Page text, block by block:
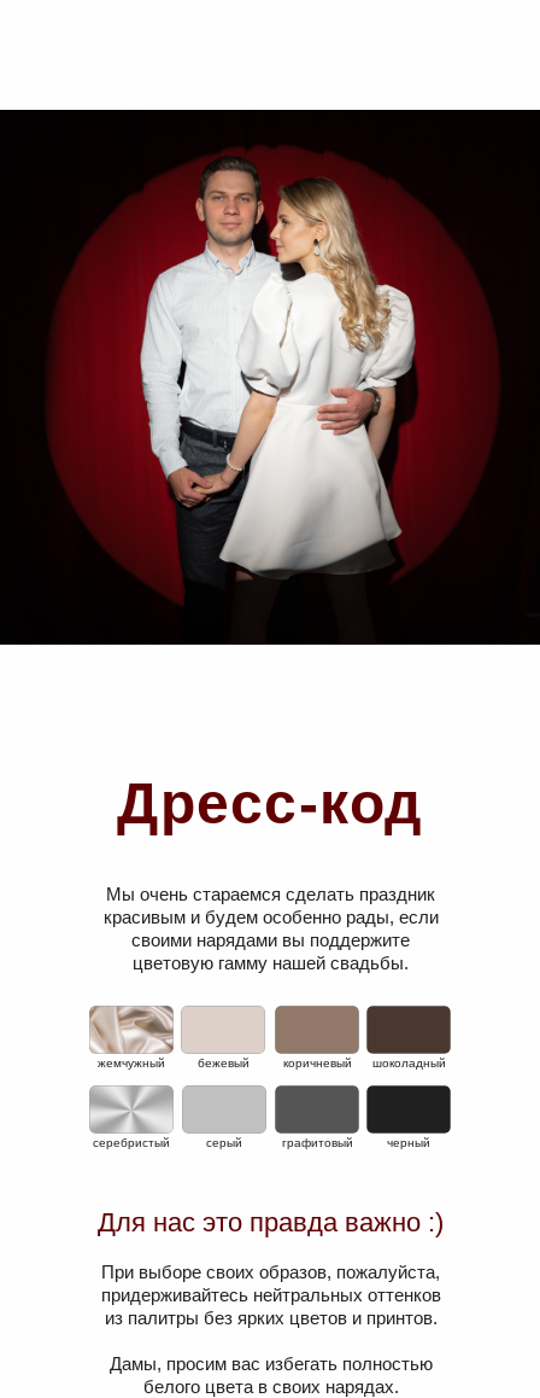
Мы очень стараемся сделать праздник
красивым и будем особенно рады, если
своими нарядами вы поддержите
цветовую гамму нашей свадьбы.
При выборе своих образов, пожалуйста,
придерживайтесь нейтральных оттенков
из палитры без ярких цветов и принтов.
Дамы, просим вас избегать полностью
белого цвета в своих нарядах.
Дресс-код
жемчужный
серебристый
бежевый коричневый шоколадный
графитовый
серый черный
Для нас это правда важно :)